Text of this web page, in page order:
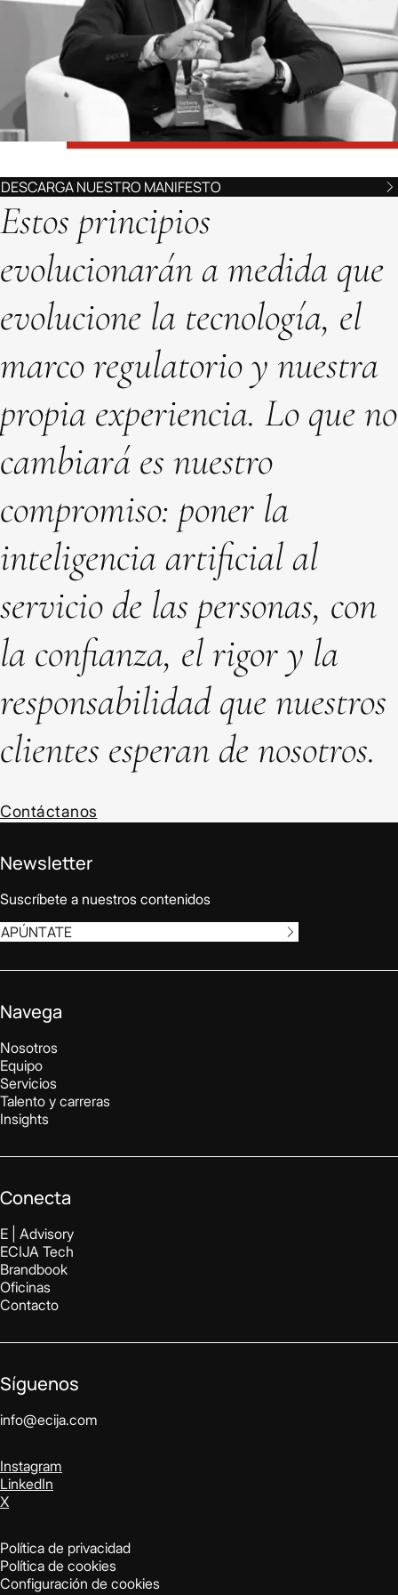
DESCARGA NUESTRO MANIFESTO
Estos principios
evolucionarán a medida que
evolucione la tecnología, el
marco regulatorio y nuestra
propia experiencia. Lo que no
cambiará es nuestro
compromiso: poner la
inteligencia artificial al
servicio de las personas, con
la confianza, el rigor y la
responsabilidad que nuestros
clientes esperan de nosotros.
Contáctanos
Newsletter
Suscríbete a nuestros contenidos
APÚNTATE
Navega
Nosotros
Equipo
Servicios
Talento y carreras
Insights
Conecta
E | Advisory
ECIJA Tech
Brandbook
Oficinas
Contacto
Síguenos
info@ecija.com
Instagram
LinkedIn
X
Política de privacidad
Política de cookies
Configuración de cookies